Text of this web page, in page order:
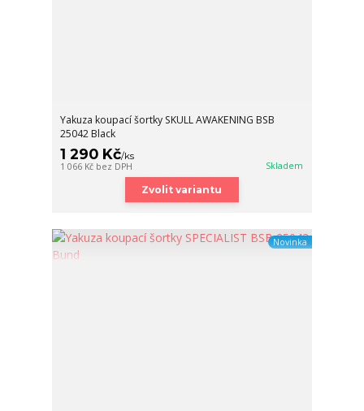
Yakuza koupací šortky SKULL AWAKENING BSB
25042 Black
1 290 Kč/ks
1 066 Kč bez DPH Skladem
Zvolit variantu
Novinka